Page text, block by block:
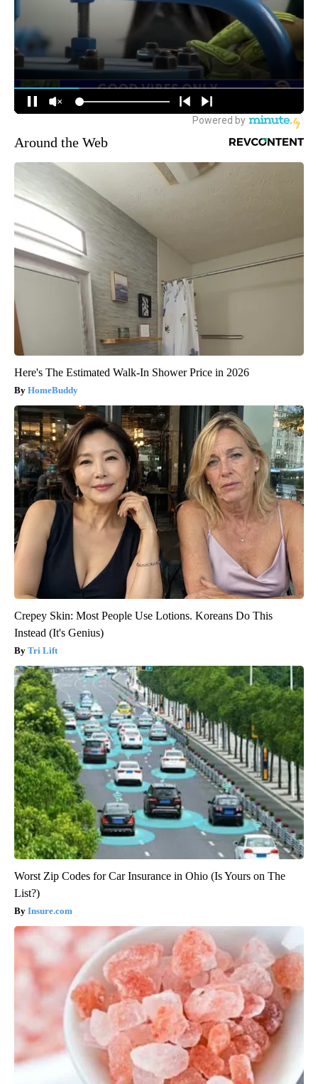
Around the Web
Here's The Estimated Walk-In Shower Price in 2026
HomeBuddy
Crepey Skin: Most People Use Lotions. Koreans Do This
Instead (It's Genius)
Tri Lift
Worst Zip Codes for Car Insurance in Ohio (Is Yours on The
List?)
Insure.com